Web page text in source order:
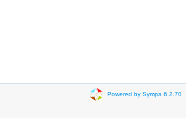
Powered by Sympa 6.2.70